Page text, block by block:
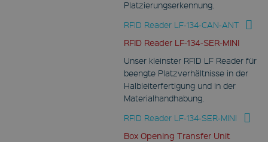
Platzierungserkennung.
RFID Reader LF-134-CAN-ANT
RFID Reader LF-134-SER-MINI
Unser kleinster RFID LF Reader für
beengte Platzverhältnisse in der
Halbleiterfertigung und in der
Materialhandhabung.
RFID Reader LF-134-SER-MINI
Box Opening Transfer Unit